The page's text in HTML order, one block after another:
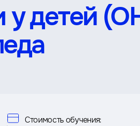
у детей
Стоимость обучения: